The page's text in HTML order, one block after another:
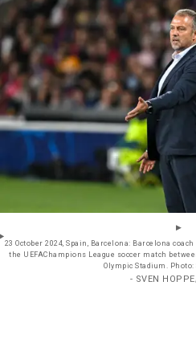
23 October 2024, Spain, Barcelona: Barcelona
the UEFAChampions League soccer match
Olympic Stadium. Photo:
- SVEN